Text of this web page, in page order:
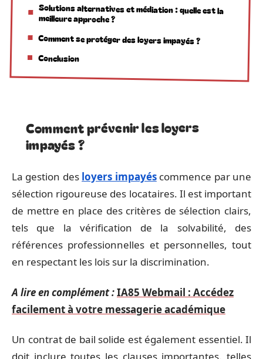
Solutions alternatives et médiation : quelle est la
meilleure approche ?
Comment se protéger des loyers impayés ?
Conclusion
Comment prévenir les loyers
impayés ?
La gestion des loyers impayéscommence par une
sélection rigoureuse des locataires. Il est important
de mettre en place des critères de sélection clairs,
tels que la vérification de la solvabilité, des
références professionnelles et personnelles, tout
en respectant les lois sur la discrimination.
A lire en complément :IA85 Webmail : Accédez
facilement à votre messagerie académique
Un contrat de bail solide est également essentiel. Il